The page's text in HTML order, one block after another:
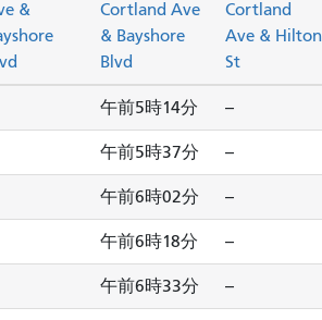
&
Cortland Ave
& Bayshore
Blvd
Cortland
Ave & Hilton
St
午前5時14分 --
午前5時37分 --
午前6時02分 --
午前6時18分 --
午前6時33分 --